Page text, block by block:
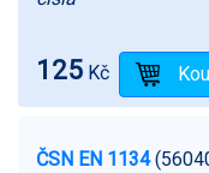
125 Kč
ČSN EN 1134